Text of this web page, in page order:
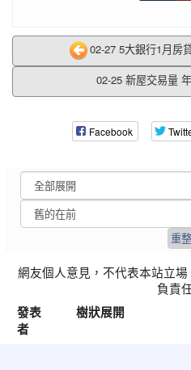
02-27 5大銀行1月房
02-25 新屋交易量
Facebook
網友個人意見，不代表本站立
負責
發表
者
樹狀展開